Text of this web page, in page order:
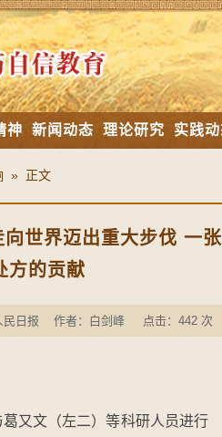
神 新闻动态 理论研究 实践
» 正文
向世界迈出重大步伐 一张
方的贡献
民日报 作者：白剑峰 点击： 442次
又文（左二）等科研人员进行